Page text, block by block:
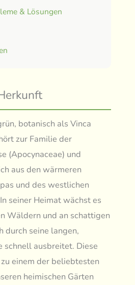
& Lösungen
botanisch als Vinca
zur Familie der
(Apocynaceae) und
aus den wärmeren
und des westlichen
seiner Heimat wächst es
Wäldern und an schattigen
durch seine langen,
schnell ausbreitet. Diese
einem der beliebtesten
heimischen Gärten